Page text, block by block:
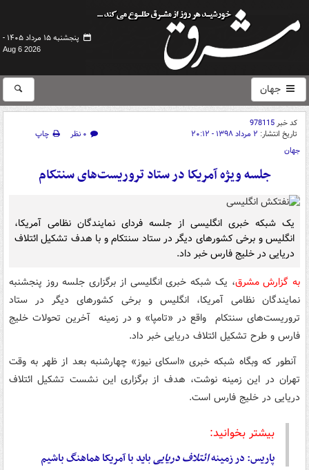
پنجشنبه ۱۵ مرداد ۱۴۰۵ -
Aug 6 2026
جهان
کد خبر978115
تاریخ انتشار: ۲ مرداد ۱۳۹۸ - ۲۰:۱۲ ۰ نظر
چاپ
جهان
جلسه ویژه آمریکا در ستاد تروریست‌های سنتکام
یک شبکه خبری انگلیسی از جلسه فردای نمایندگان نظامی آمریکا،
انگلیس و برخی کشورهای دیگر در ستاد سنتکام و با هدف تشکیل ائتلاف
دریایی در خلیج فارس خبر داد.
به گزارش مشرق، یک شبکه خبری انگلیسی از برگزاری جلسه روز پنجشنبه
نمایندگان نظامی آمریکا، انگلیس و برخی کشورهای دیگر در ستاد
تروریست‌های سنتکام واقع در «تامپا» و در زمینه آخرین تحولات خلیج
فارس و طرح تشکیل ائتلاف دریایی خبر داد.
آنطور که وبگاه شبکه خبری «اسکای نیوز» چهارشنبه بعد از ظهر به وقت
تهران در این زمینه نوشت، هدف از برگزاری این نشست تشکیل ائتلاف
دریایی در خلیج فارس است.
بیشتر بخوانید:
پاریس: در زمینهائتلافدریاییباید با آمریکا هماهنگ باشیم